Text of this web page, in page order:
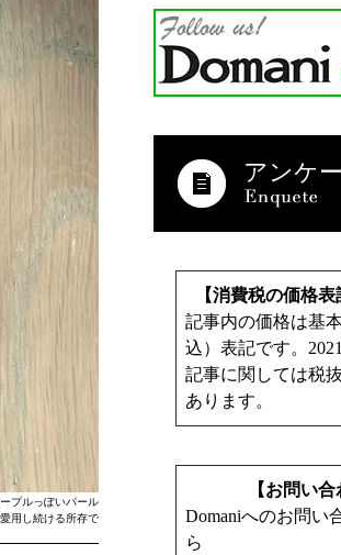
プルっぽいパール
用し続ける所存で
アンケ
【消費税の価格表
記事内の価格は基
込）表記です。
記事に関しては税
あります。
【お問い合
Domaniへのお問い
ら